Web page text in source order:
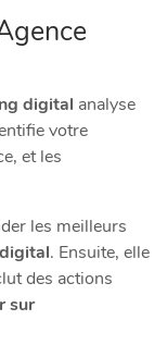
digital analyse
votre
et les
les meilleurs
. Ensuite, elle
des actions
sur